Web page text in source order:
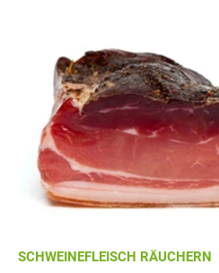
SCHWEINEFLEISCH RÄUCHERN